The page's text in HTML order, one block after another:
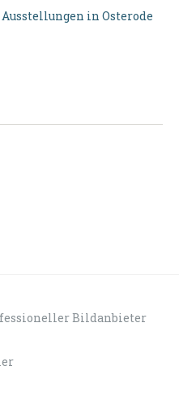
in Osterode